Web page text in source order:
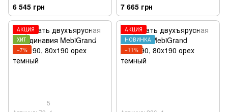
6 545 грн 7 665 грн
АКЦИЯ
ХИТ
−7%
5
АКЦИЯ
НОВИНКА
−11%